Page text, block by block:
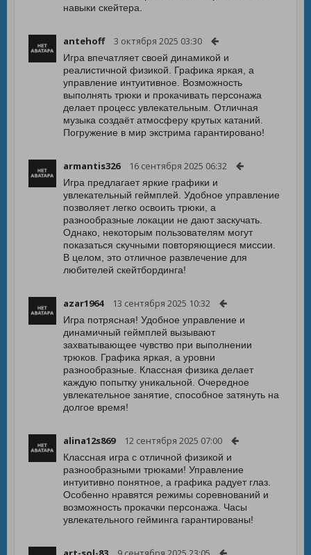
навыки скейтера.
antehoff 3 октября 2025 03:30
Игра впечатляет своей динамикой и
реалистичной физикой. Графика яркая, а
управление интуитивное. Возможность
выполнять трюки и прокачивать персонажа
делает процесс увлекательным. Отличная
музыка создаёт атмосферу крутых катаний.
Погружение в мир экстрима гарантировано!
armantis326 16 сентября 2025 06:32
Игра предлагает яркие графики и
увлекательный геймплей. Удобное управление
позволяет легко освоить трюки, а
разнообразные локации не дают заскучать.
Однако, некоторым пользователям могут
показаться скучными повторяющиеся миссии.
В целом, это отличное развлечение для
любителей скейтбординга!
azar1964 13 сентября 2025 10:32
Игра потрясная! Удобное управление и
динамичный геймплей вызывают
захватывающее чувство при выполнении
трюков. Графика яркая, а уровни
разнообразные. Классная физика делает
каждую попытку уникальной. Очередное
увлекательное занятие, способное затянуть на
долгое время!
alina12s869 12 сентября 2025 07:00
Классная игра с отличной физикой и
разнообразными трюками! Управление
интуитивно понятное, а графика радует глаз.
Особенно нравятся режимы соревнований и
возможность прокачки персонажа. Часы
увлекательного гейминга гарантированы!